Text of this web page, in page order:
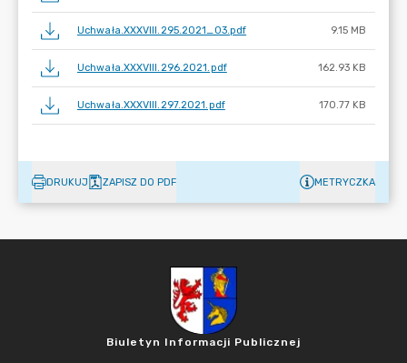
Uchwała.XXXVIII.295.2021_03.pdf 9.15 MB
Uchwała.XXXVIII.296.2021.pdf 162.93 KB
Uchwała.XXXVIII.297.2021.pdf 170.77 KB
DRUKUJ ZAPISZ DO PDF METRYCZKA
Biuletyn Informacji Publicznej